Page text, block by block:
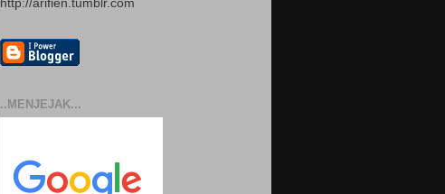
http://arifien.tumblr.com
..MENJEJAK...